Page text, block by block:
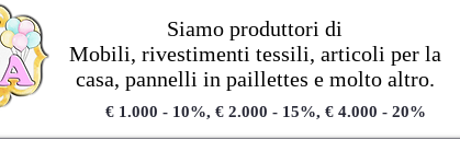
Siamo produttori di
Mobili, rivestimenti tessili, articoli per la
casa, pannelli in paillettes e molto altro.
€ 1.000 - 10%, € 2.000 - 15%, € 4.000 - 20%